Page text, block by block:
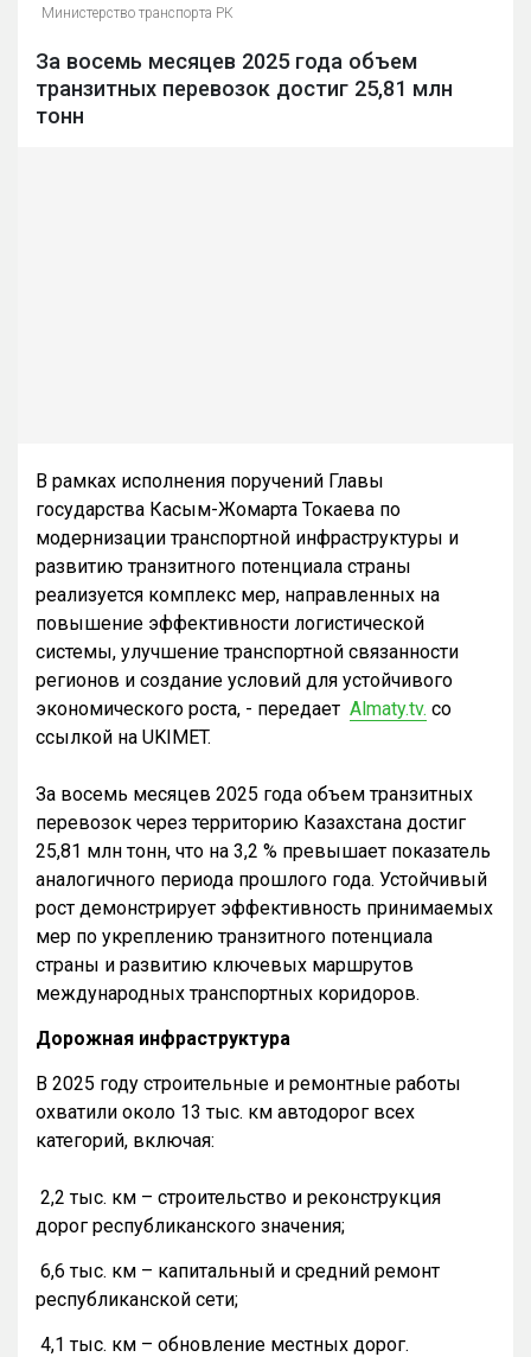
Министерство транспорта РК
За восемь месяцев 2025 года объем
транзитных перевозок достиг 25,81 млн
тонн
В рамках исполнения поручений Главы
государства Касым-Жомарта Токаева по
модернизации транспортной инфраструктуры и
развитию транзитного потенциала страны
реализуется комплекс мер, направленных на
повышение эффективности логистической
системы, улучшение транспортной связанности
регионов и создание условий для устойчивого
экономического роста, - передает Almaty.tv. со
ссылкой на UKIMET.
За восемь месяцев 2025 года объем транзитных
перевозок через территорию Казахстана достиг
25,81 млн тонн, что на 3,2 % превышает показатель
аналогичного периода прошлого года. Устойчивый
рост демонстрирует эффективность принимаемых
мер по укреплению транзитного потенциала
страны и развитию ключевых маршрутов
международных транспортных коридоров.
Дорожная инфраструктура
В 2025 году строительные и ремонтные работы
охватили около 13 тыс. км автодорог всех
категорий, включая:
2,2 тыс. км – строительство и реконструкция
дорог республиканского значения;
6,6 тыс. км – капитальный и средний ремонт
республиканской сети;
4,1 тыс. км – обновление местных дорог.